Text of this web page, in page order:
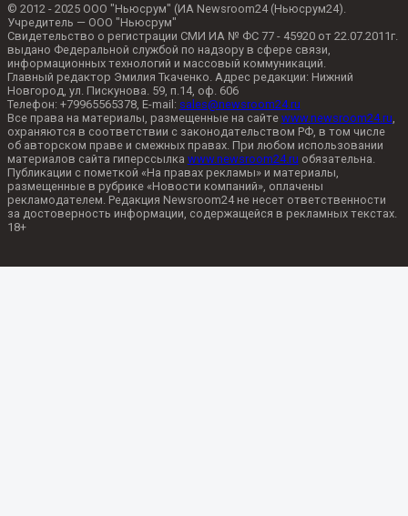
© 2012 - 2025 ООО "Ньюсрум" (ИА Newsroom24 (Ньюсрум24).
Учредитель — ООО "Ньюсрум"
Свидетельство о регистрации СМИ ИА № ФС 77 - 45920 от 22.07.2011г.
выдано Федеральной службой по надзору в сфере связи,
информационных технологий и массовый коммуникаций.
Главный редактор Эмилия Ткаченко. Адрес редакции: Нижний
Новгород, ул. Пискунова. 59, п.14, оф. 606
Телефон: +79965565378, E-mail: sales@newsroom24.ru
Все права на материалы, размещенные на сайте www.newsroom24.ru
охраняются в соответствии с законодательством РФ, в том числе
об авторском праве и смежных правах. При любом использовании
материалов сайта гиперссылка www.newsroom24.ru обязательна.
Публикации с пометкой «На правах рекламы» и материалы,
размещенные в рубрике «Новости компаний», оплачены
рекламодателем. Редакция Newsroom24 не несет ответственности
за достоверность информации, содержащейся в рекламных текстах.
18+